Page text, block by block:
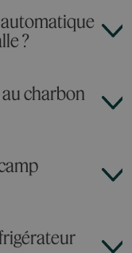
?
charbon